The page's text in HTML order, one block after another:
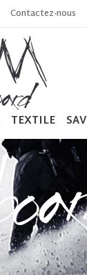
Contactez-nous
TEXTILE SAV